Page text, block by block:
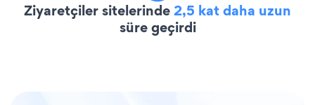
Ziyaretçiler sitelerinde2,5 kat daha uzun
süre geçirdi